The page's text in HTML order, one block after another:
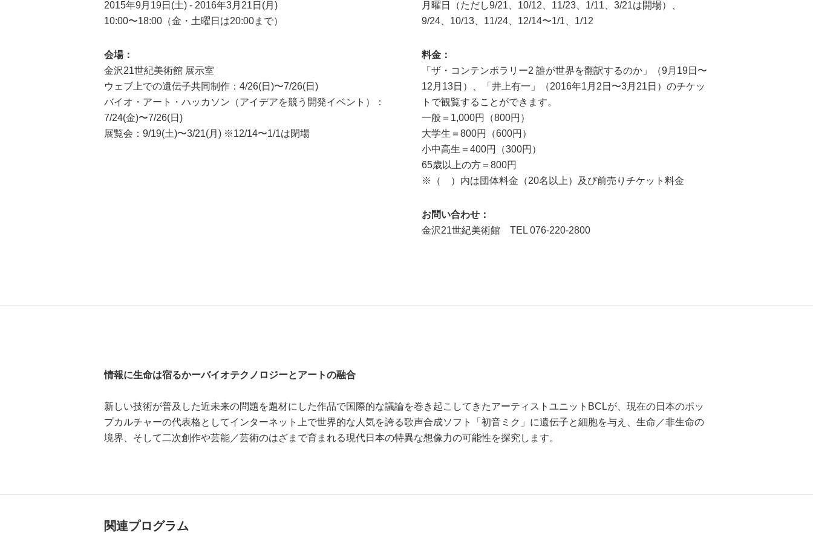
2015年9月19日(土) - 2016年3月21日(月)
10:00〜18:00（金・土曜日は20:00まで）
会場：
金沢21世紀美術館 展示室
ウェブ上での遺伝子共同制作：4/26(日)〜7/26(日)
バイオ・アート・ハッカソン（アイデアを競う開発イベント）：
7/24(金)〜7/26(日)
展覧会：9/19(土)〜3/21(月) ※12/14〜1/1は閉場
月曜日（ただし9/21、10/12、11/23、1/11、3/21は開場）、
9/24、10/13、11/24、12/14〜1/1、1/12
料金：
「ザ・コンテンポラリー2 誰が世界を翻訳するのか」（9月19日〜
12月13日）、「井上有一」（2016年1月2日〜3月21日）のチケッ
トで観覧することができます。
一般＝1,000円（800円）
大学生＝800円（600円）
小中高生＝400円（300円）
65歳以上の方＝800円
※（ ）内は団体料金（20名以上）及び前売りチケット料金
お問い合わせ：
金沢21世紀美術館 TEL 076-220-2800
情報に生命は宿るかーバイオテクノロジーとアートの融合
新しい技術が普及した近未来の問題を題材にした作品で国際的な議論を巻き起こしてきたアーティストユニットBCLが、現在の日本のポッ
プカルチャーの代表格としてインターネット上で世界的な人気を誇る歌声合成ソフト「初音ミク」に遺伝子と細胞を与え、生命／非生命の
境界、そして二次創作や芸能／芸術のはざまで育まれる現代日本の特異な想像力の可能性を探究します。
関連プログラム